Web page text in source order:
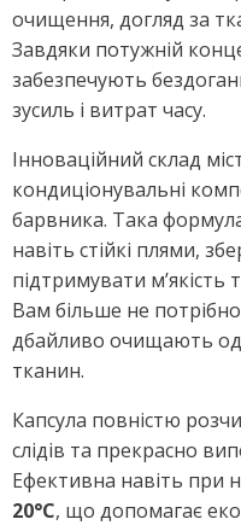
очищення, догляд за
Завдяки потужній
забезпечують
зусиль і витрат часу.
Інноваційний склад
кондиціонувальні
барвника. Така
навіть стійкі плями,
підтримувати м’якість
Вам більше не
дбайливо очищають
тканин.
Капсула повністю
слідів та прекрасно
Ефективна навіть при
20°С, що допомагає